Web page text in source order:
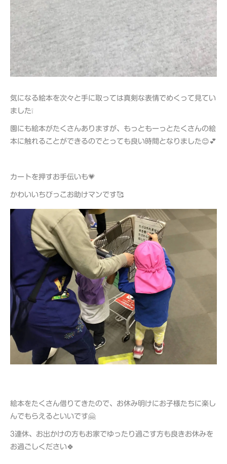
気になる絵本を次々と手に取っては真剣な表情でめくって見てい
ました❕
園にも絵本がたくさんありますが、もっともーっとたくさんの絵
本に触れることができるのでとっても良い時間となりました😊💕
カートを押すお手伝いも💗
かわいいちびっこお助けマンです🥰
絵本をたくさん借りてきたので、お休み明けにお子様たちに楽し
んでもらえるといいです🤗
3連休、お出かけの方もお家でゆったり過ごす方も良きお休みを
お過ごしください🍀